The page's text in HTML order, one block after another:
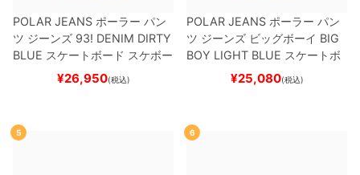
POLAR JEANS ポーラー パン
ツ ジーンズ 93! DENIM DIRTY
BLUE スケートボード スケボー
¥26,950(税込)
POLAR JEANS ポーラー パン
ツ ジーンズ ビッグボーイ BIG
BOY LIGHT BLUE スケートボ
ード スケボー
¥25,080(税込)
5 6